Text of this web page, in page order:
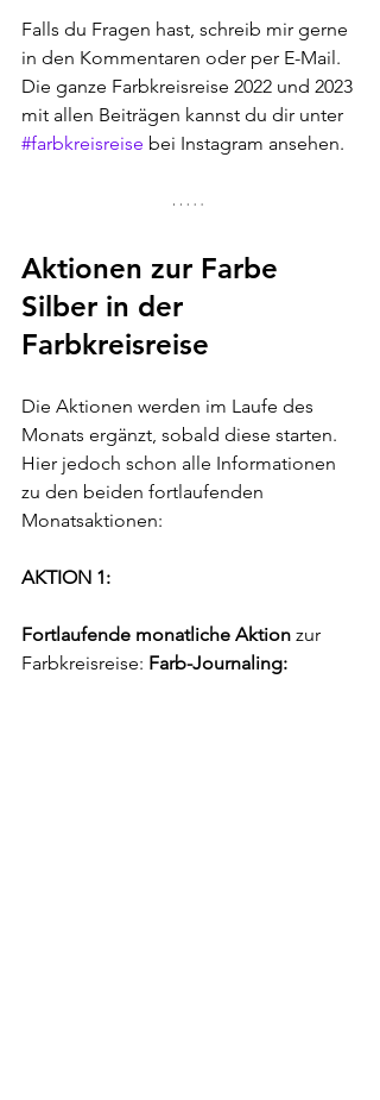
Falls du Fragen hast, schreib mir gerne
in den Kommentaren oder per E-Mail.
Die ganze Farbkreisreise 2022 und 2023
mit allen Beiträgen kannst du dir unter
#farbkreisreise bei Instagram ansehen.
Aktionen zur Farbe
Silber in der
Farbkreisreise
Die Aktionen werden im Laufe des
Monats ergänzt, sobald diese starten.
Hier jedoch schon alle Informationen
zu den beiden fortlaufenden
Monatsaktionen:
AKTION 1:
Fortlaufende monatliche Aktion zur
Farbkreisreise: Farb-Journaling: